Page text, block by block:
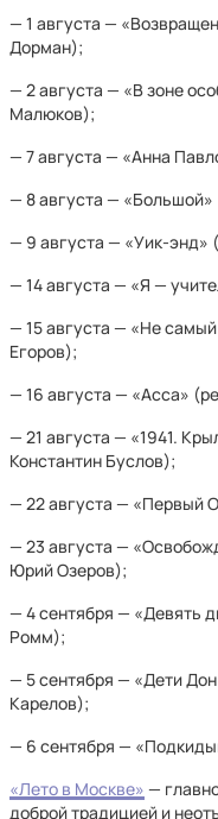
— 1 августа —
Дорман);
— 2 августа — «В зоне
Малюков);
— 7 августа — «Анна
— 8 августа —
— 9 августа — «Уик-энд»
— 14 августа — «Я —
— 15 августа — «Не
Егоров);
— 16 августа — «Асса»
— 21 августа — «1941.
Константин Буслов);
— 22 августа — «Первый
— 23 августа —
Юрий Озеров);
— 4 сентября — «Девять
Ромм);
— 5 сентября — «Дети
Карелов);
— 6 сентября —
«Лето в Москве» —
доброй традицией и